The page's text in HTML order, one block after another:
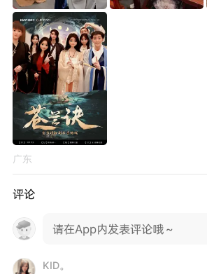
广东
评论
请在App内发表评论哦～
KID。